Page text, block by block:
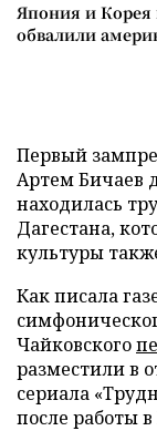
Япония и Корея
обвалили
Первый
Артем Бичаев
находилась
Дагестана,
культуры
Как писала
Чайковского
разместили в
сериала
после работы